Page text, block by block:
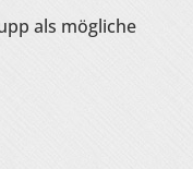
als mögliche